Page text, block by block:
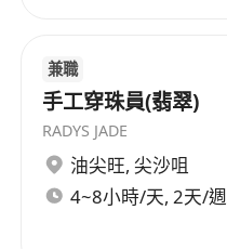
兼職
手工穿珠員(翡翠)
RADYS JADE
油尖旺, 尖沙咀
4~8小時/天, 2天/週